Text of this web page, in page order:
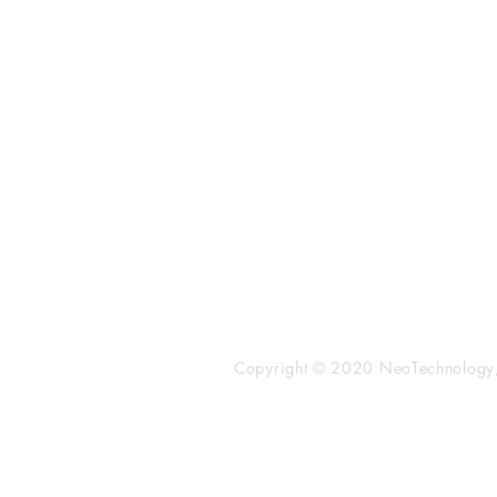
Copyright © 2020